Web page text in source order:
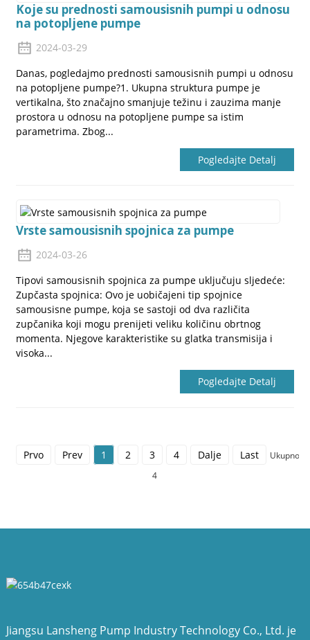
Koje su prednosti samousisnih pumpi u odnosu
na potopljene pumpe
2024-03-29
Danas, pogledajmo prednosti samousisnih pumpi u odnosu
na potopljene pumpe?1. Ukupna struktura pumpe je
vertikalna, što značajno smanjuje težinu i zauzima manje
prostora u odnosu na potopljene pumpe sa istim
parametrima. Zbog...
Pogledajte Detalj
Vrste samousisnih spojnica za pumpe
2024-03-26
Tipovi samousisnih spojnica za pumpe uključuju sljedeće:
Zupčasta spojnica: Ovo je uobičajeni tip spojnice
samousisne pumpe, koja se sastoji od dva različita
zupčanika koji mogu prenijeti veliku količinu obrtnog
momenta. Njegove karakteristike su glatka transmisija i
visoka...
Pogledajte Detalj
Prvo Prev 1 2 3 4 Dalje Last
Ukupno
4
Jiangsu Lansheng Pump Industry Technology Co., Ltd. je